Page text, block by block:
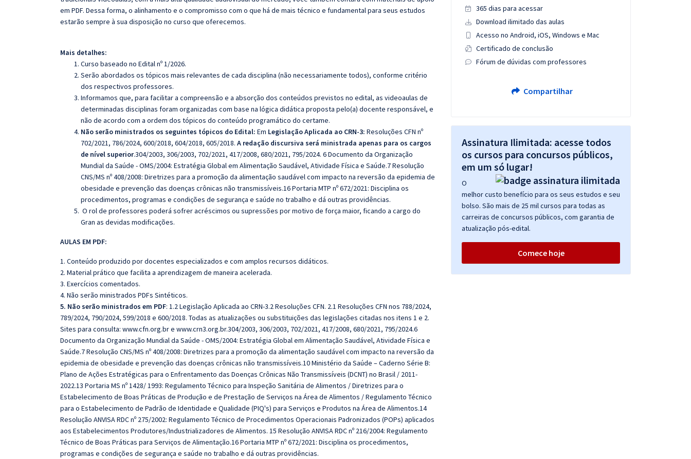
em PDF. Dessa forma, o alinhamento e o compromisso com o que há de mais técnico e fundamental para seus estudos
estarão sempre à sua disposição no curso que oferecemos.
Mais detalhes:
Curso baseado no Edital nº 1/2026.
Serão abordados os tópicos mais relevantes de cada disciplina (não necessariamente todos), conforme critério
dos respectivos professores.
Informamos que, para facilitar a compreensão e a absorção dos conteúdos previstos no edital, as videoaulas de
determinadas disciplinas foram organizadas com base na lógica didática proposta pelo(a) docente responsável, e
não de acordo com a ordem dos tópicos do conteúdo programático do certame.
Não serão ministrados os seguintes tópicos do Edital: Em Legislação Aplicada ao CRN-3: Resoluções CFN nº
702/2021, 786/2024, 600/2018, 604/2018, 605/2018. A redação discursiva será ministrada apenas para os cargos
de nível superior.304/2003, 306/2003, 702/2021, 417/2008, 680/2021, 795/2024. 6 Documento da Organização
Mundial da Saúde - OMS/2004: Estratégia Global em Alimentação Saudável, Atividade Física e Saúde.7 Resolução
CNS/MS nº 408/2008: Diretrizes para a promoção da alimentação saudável com impacto na reversão da epidemia de
obesidade e prevenção das doenças crônicas não transmissíveis.16 Portaria MTP nº 672/2021: Disciplina os
procedimentos, programas e condições de segurança e saúde no trabalho e dá outras providências.
O rol de professores poderá sofrer acréscimos ou supressões por motivo de força maior, ficando a cargo do
Gran as devidas modificações.
AULAS EM PDF:
1. Conteúdo produzido por docentes especializados e com amplos recursos didáticos.
2. Material prático que facilita a aprendizagem de maneira acelerada.
3. Exercícios comentados.
4. Não serão ministrados PDFs Sintéticos.
5. Não serão ministrados em PDF: 1.2 Legislação Aplicada ao CRN-3.2 Resoluções CFN. 2.1 Resoluções CFN nos 788/2024,
789/2024, 790/2024, 599/2018 e 600/2018. Todas as atualizações ou substituições das legislações citadas nos itens 1 e 2.
Sites para consulta: www.cfn.org.br e www.crn3.org.br.304/2003, 306/2003, 702/2021, 417/2008, 680/2021, 795/2024.6
Documento da Organização Mundial da Saúde - OMS/2004: Estratégia Global em Alimentação Saudável, Atividade Física e
Saúde.7 Resolução CNS/MS nº 408/2008: Diretrizes para a promoção da alimentação saudável com impacto na reversão da
epidemia de obesidade e prevenção das doenças crônicas não transmissíveis.10 Ministério da Saúde – Caderno Série B:
Plano de Ações Estratégicas para o Enfrentamento das Doenças Crônicas Não Transmissíveis (DCNT) no Brasil / 2011-
2022.13 Portaria MS nº 1428/ 1993: Regulamento Técnico para Inspeção Sanitária de Alimentos / Diretrizes para o
Estabelecimento de Boas Práticas de Produção e de Prestação de Serviços na Área de Alimentos / Regulamento Técnico
para o Estabelecimento de Padrão de Identidade e Qualidade (PIQ's) para Serviços e Produtos na Área de Alimentos.14
Resolução ANVISA RDC nº 275/2002: Regulamento Técnico de Procedimentos Operacionais Padronizados (POPs) aplicados
aos Estabelecimentos Produtores/Industrializadores de Alimentos. 15 Resolução ANVISA RDC nº 216/2004: Regulamento
Técnico de Boas Práticas para Serviços de Alimentação.16 Portaria MTP nº 672/2021: Disciplina os procedimentos,
programas e condições de segurança e saúde no trabalho e dá outras providências.
365 dias para acessar
Download ilimitado das aulas
Acesso no Android, iOS, Windows e Mac
Certificado de conclusão
Fórum de dúvidas com professores
Compartilhar
Assinatura Ilimitada: acesse todos
os cursos para concursos públicos,
em um só lugar!
O
melhor custo benefício para os seus estudos e seu
bolso. São mais de 25 mil cursos para todas as
carreiras de concursos públicos, com garantia de
atualização pós-edital.
Comece hoje